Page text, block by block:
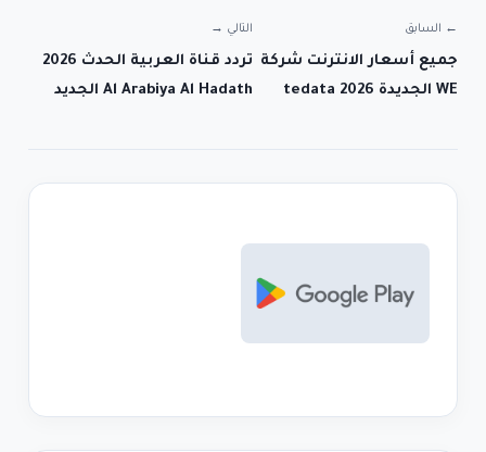
← السابق
جميع أسعار الانترنت شركة
WE الجديدة tedata 2026
التالي →
تردد قناة العربية الحدث 2026
Al Arabiya Al Hadath الجديد